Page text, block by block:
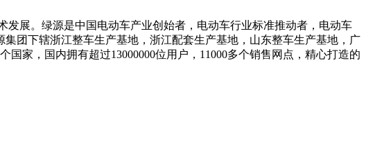
展。绿源是中国电动车产业创始者，电动车行业标准推动者，电动车
团下辖浙江整车生产基地，浙江配套生产基地，山东整车生产基地，广
家，国内拥有超过13000000位用户，11000多个销售网点，精心打造的